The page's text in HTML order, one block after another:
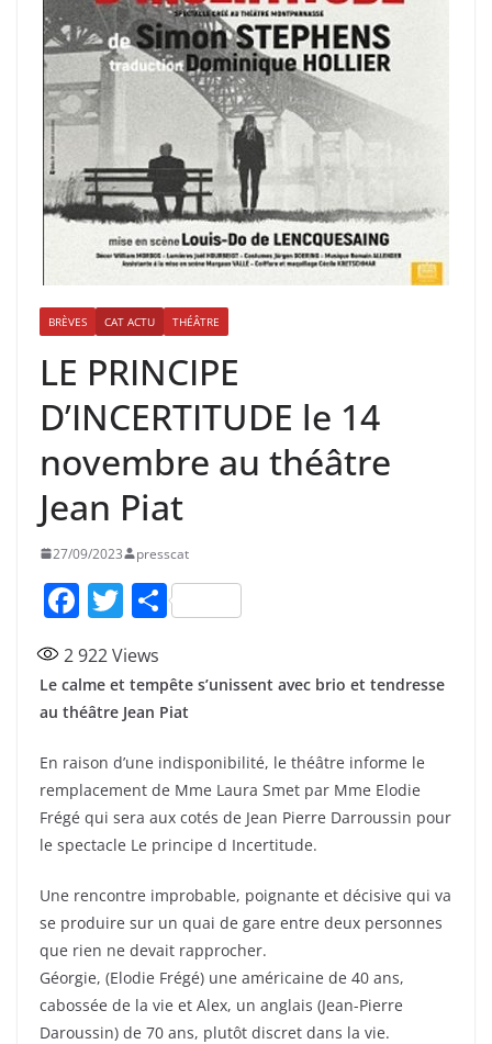
BRÈVES CAT ACTU THÉÂTRE
LE PRINCIPE
D’INCERTITUDE le 14
novembre au théâtre
Jean Piat
27/09/2023 presscat
F
c
e
o
o
k
T
itt
er
P
ta
g
2 922Views
Le calme et tempête s’unissent avec brio et tendresse
au théâtre Jean Piat
En raison d’une indisponibilité, le théâtre informe le
remplacement de Mme Laura Smet par Mme Elodie
Frégé qui sera aux cotés de Jean Pierre Darroussin pour
le spectacle Le principe d Incertitude.
Une rencontre improbable, poignante et décisive qui va
se produire sur un quai de gare entre deux personnes
que rien ne devait rapprocher.
Géorgie, (Elodie Frégé) une américaine de 40 ans,
cabossée de la vie et Alex, un anglais (Jean-Pierre
Daroussin) de 70 ans, plutôt discret dans la vie.